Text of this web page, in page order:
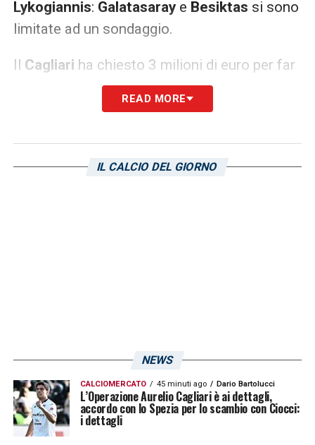
Lykogiannis: Galatasaraye Besiktas si sono
limitate ad un sondaggio.
Il Cagliari ha chiesto 3 milioni di euro per far
partire il giocatore, maLykogiannis
felice di rinnovare il proprio contratto con i
LA PLAYLIST DELLE NOSTRE TOP NEWS
READ MORE
IL CALCIO DEL GIORNO
NEWS
CALCIOMERCATO 45 minuti ago Dario Bartolucci
L’Operazione Aurelio Cagliari è ai dettagli,
accordo con lo Spezia per lo scambio con Ciocci:
i dettagli